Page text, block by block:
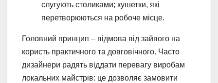
слугують столиками; кушетки, які
перетворюються на робоче місце.
Головний принцип – відмова від зайвого на
користь практичного та довговічного. Часто
дизайнери радять віддати перевагу виробам
локальних майстрів: це дозволяє замовити